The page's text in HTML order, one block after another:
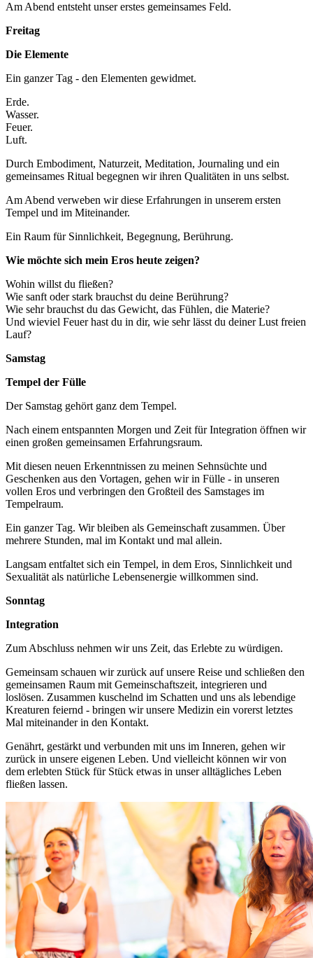
Am Abend entsteht unser erstes gemeinsames Feld.
Freitag
Die Elemente
Ein ganzer Tag - den Elementen gewidmet.
Erde.
Wasser.
Feuer.
Luft.
Durch Embodiment, Naturzeit, Meditation, Journaling und ein
gemeinsames Ritual begegnen wir ihren Qualitäten in uns selbst.
Am Abend verweben wir diese Erfahrungen in unserem ersten
Tempel und im Miteinander.
Ein Raum für Sinnlichkeit, Begegnung, Berührung.
Wie möchte sich mein Eros heute zeigen?
Wohin willst du fließen?
Wie sanft oder stark brauchst du deine Berührung?
Wie sehr brauchst du das Gewicht, das Fühlen, die Materie?
Und wieviel Feuer hast du in dir, wie sehr lässt du deiner Lust freien
Lauf?
Samstag
Tempel der Fülle
Der Samstag gehört ganz dem Tempel.
Nach einem entspannten Morgen und Zeit für Integration öffnen wir
einen großen gemeinsamen Erfahrungsraum.
Mit diesen neuen Erkenntnissen zu meinen Sehnsüchte und
Geschenken aus den Vortagen, gehen wir in Fülle - in unseren
vollen Eros und verbringen den Großteil des Samstages im
Tempelraum.
Ein ganzer Tag. Wir bleiben als Gemeinschaft zusammen. Über
mehrere Stunden, mal im Kontakt und mal allein.
Langsam entfaltet sich ein Tempel, in dem Eros, Sinnlichkeit und
Sexualität als natürliche Lebensenergie willkommen sind.
Sonntag
Integration
Zum Abschluss nehmen wir uns Zeit, das Erlebte zu würdigen.
Gemeinsam schauen wir zurück auf unsere Reise und schließen den
gemeinsamen Raum mit Gemeinschaftszeit, integrieren und
loslösen. Zusammen kuschelnd im Schatten und uns als lebendige
Kreaturen feiernd - bringen wir unsere Medizin ein vorerst letztes
Mal miteinander in den Kontakt.
Genährt, gestärkt und verbunden mit uns im Inneren, gehen wir
zurück in unsere eigenen Leben. Und vielleicht können wir von
dem erlebten Stück für Stück etwas in unser alltägliches Leben
fließen lassen.